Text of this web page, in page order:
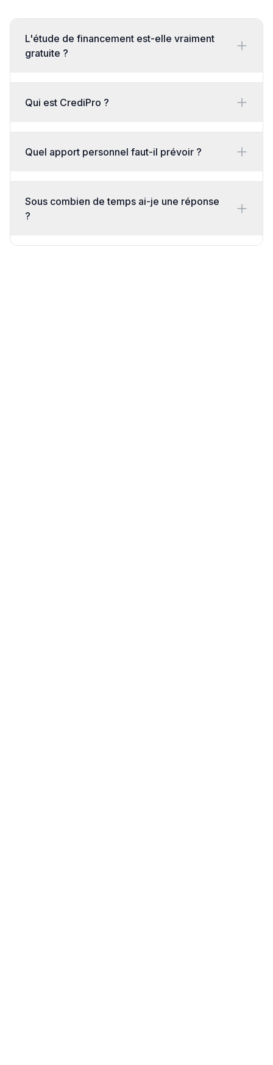
L'étude de financement est-elle vraiment
gratuite ?
Qui est CrediPro ?
Quel apport personnel faut-il prévoir ?
Sous combien de temps ai-je une réponse
?